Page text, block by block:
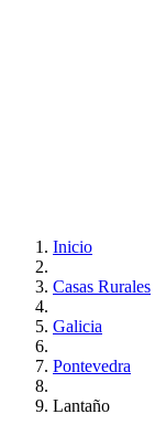
Inicio
Casas Rurales
Galicia
Pontevedra
Lantaño